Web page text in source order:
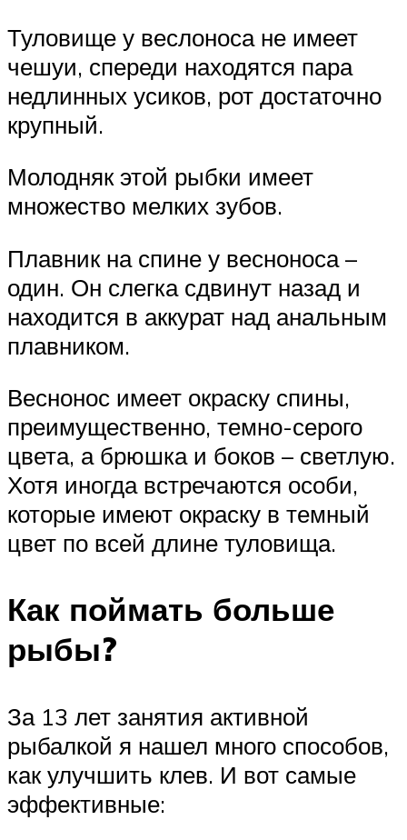
Туловище у веслоноса не имеет
чешуи, спереди находятся пара
недлинных усиков, рот достаточно
крупный.
Молодняк этой рыбки имеет
множество мелких зубов.
Плавник на спине у весноноса –
один. Он слегка сдвинут назад и
находится в аккурат над анальным
плавником.
Веснонос имеет окраску спины,
преимущественно, темно-серого
цвета, а брюшка и боков – светлую.
Хотя иногда встречаются особи,
которые имеют окраску в темный
цвет по всей длине туловища.
Как поймать больше
рыбы?
За 13 лет занятия активной
рыбалкой я нашел много способов,
как улучшить клев. И вот самые
эффективные: